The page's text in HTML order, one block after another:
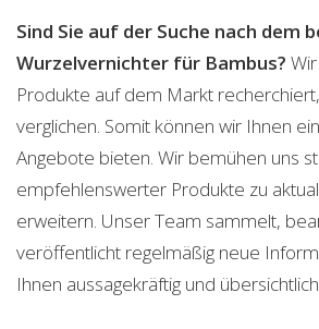
Sind Sie auf der Suche nach dem
Wurzelvernichter für Bambus?
Produkte auf dem Markt
verglichen. Somit können wir Ihnen
Angebote bieten. Wir bemühen uns
empfehlenswerter Produkte zu
erweitern. Unser Team sammelt,
veröffentlicht regelmäßig neue
Ihnen aussagekräftig und